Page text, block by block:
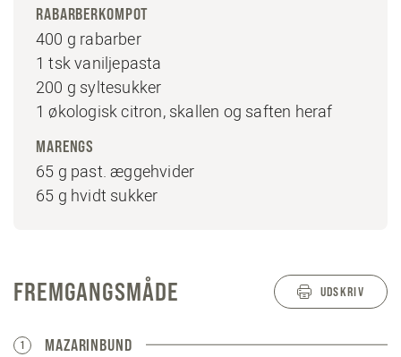
RABARBERKOMPOT
400 g rabarber
1 tsk vaniljepasta
200 g syltesukker
1 økologisk citron, skallen og saften heraf
MARENGS
65 g past. æggehvider
65 g hvidt sukker
FREMGANGSMÅDE UDSKRIV
1 MAZARINBUND